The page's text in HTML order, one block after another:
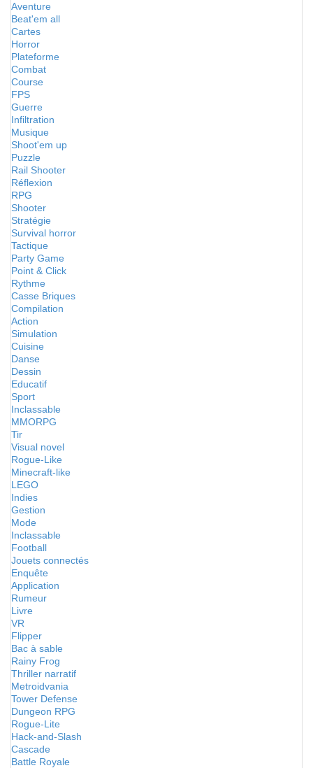
Aventure
Beat'em all
Cartes
Horror
Plateforme
Combat
Course
FPS
Guerre
Infiltration
Musique
Shoot'em up
Puzzle
Rail Shooter
Réflexion
RPG
Shooter
Stratégie
Survival horror
Tactique
Party Game
Point & Click
Rythme
Casse Briques
Compilation
Action
Simulation
Cuisine
Danse
Dessin
Educatif
Sport
Inclassable
MMORPG
Tir
Visual novel
Rogue-Like
Minecraft-like
LEGO
Indies
Gestion
Mode
Inclassable
Football
Jouets connectés
Enquête
Application
Rumeur
Livre
VR
Flipper
Bac à sable
Rainy Frog
Thriller narratif
Metroidvania
Tower Defense
Dungeon RPG
Rogue-Lite
Hack-and-Slash
Cascade
Battle Royale